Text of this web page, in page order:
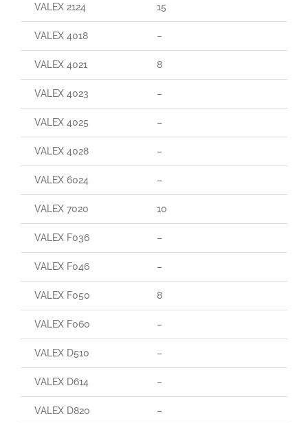
VALEX 2124 15
VALEX 4018 –
VALEX 4021 8
VALEX 4023 –
VALEX 4025 –
VALEX 4028 –
VALEX 6024 –
VALEX 7020 10
VALEX F036 –
VALEX F046 –
VALEX F050 8
VALEX F060 –
VALEX D510 –
VALEX D614 –
VALEX D820 –